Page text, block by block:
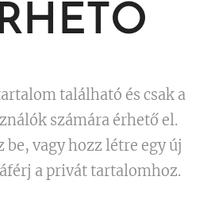
található és csak a
számára érhető el.
vagy hozz létre egy új
a privát tartalomhoz.